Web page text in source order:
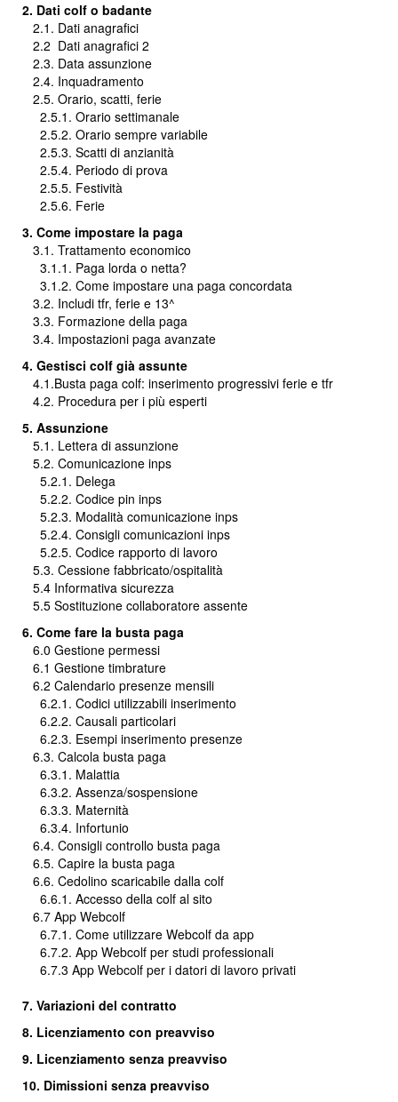
2. Dati colf o badante
2.1. Dati anagrafici
2.2 Dati anagrafici 2
2.3. Data assunzione
2.4. Inquadramento
2.5. Orario, scatti, ferie
2.5.1. Orario settimanale
2.5.2. Orario sempre variabile
2.5.3. Scatti di anzianità
2.5.4. Periodo di prova
2.5.5. Festività
2.5.6. Ferie
3. Come impostare la paga
3.1. Trattamento economico
3.1.1. Paga lorda o netta?
3.1.2. Come impostare una paga concordata
3.2. Includi tfr, ferie e 13^
3.3. Formazione della paga
3.4. Impostazioni paga avanzate
4. Gestisci colf già assunte
4.1.Busta paga colf: inserimento progressivi ferie e tfr
4.2. Procedura per i più esperti
5. Assunzione
5.1. Lettera di assunzione
5.2. Comunicazione inps
5.2.1. Delega
5.2.2. Codice pin inps
5.2.3. Modalità comunicazione inps
5.2.4. Consigli comunicazioni inps
5.2.5. Codice rapporto di lavoro
5.3. Cessione fabbricato/ospitalità
5.4 Informativa sicurezza
5.5 Sostituzione collaboratore assente
6. Come fare la busta paga
6.0 Gestione permessi
6.1 Gestione timbrature
6.2 Calendario presenze mensili
6.2.1. Codici utilizzabili inserimento
6.2.2. Causali particolari
6.2.3. Esempi inserimento presenze
6.3. Calcola busta paga
6.3.1. Malattia
6.3.2. Assenza/sospensione
6.3.3. Maternità
6.3.4. Infortunio
6.4. Consigli controllo busta paga
6.5. Capire la busta paga
6.6. Cedolino scaricabile dalla colf
6.6.1. Accesso della colf al sito
6.7 App Webcolf
6.7.1. Come utilizzare Webcolf da app
6.7.2. App Webcolf per studi professionali
6.7.3 App Webcolf per i datori di lavoro privati
7. Variazioni del contratto
8. Licenziamento con preavviso
9. Licenziamento senza preavviso
10. Dimissioni senza preavviso